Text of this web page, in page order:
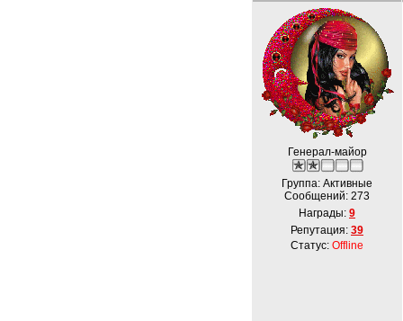
Генерал-майор
Группа: Активные
Сообщений: 273
Награды: 9
Репутация: 39
Статус: Offline